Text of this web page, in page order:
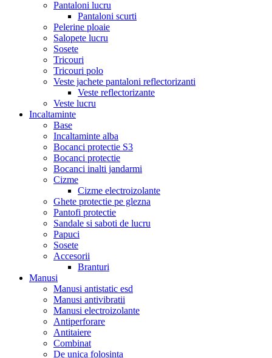
Pantaloni lucru
Pantaloni scurti
Pelerine ploaie
Salopete lucru
Sosete
Tricouri
Tricouri polo
Veste jachete pantaloni reflectorizanti
Veste reflectorizante
Veste lucru
Incaltaminte
Base
Incaltaminte alba
Bocanci protectie S3
Bocanci protectie
Bocanci inalti jandarmi
Cizme
Cizme electroizolante
Ghete protectie pe glezna
Pantofi protectie
Sandale si saboti de lucru
Papuci
Sosete
Accesorii
Branturi
Manusi
Manusi antistatic esd
Manusi antivibratii
Manusi electroizolante
Antiperforare
Antitaiere
Combinat
De unica folosinta